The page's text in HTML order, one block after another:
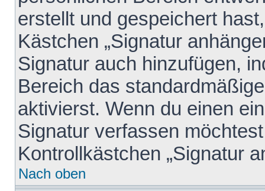
erstellt und gespeichert
Kästchen „Signatur
Signatur auch hinzufügen,
Bereich das
aktivierst. Wenn du einen
Signatur verfassen
Kontrollkästchen „Signatur
Nach oben